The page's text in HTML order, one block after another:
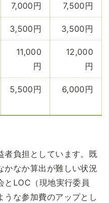
7,000円 7,500円
3,500円 3,500円
11,000
円
12,000
円
5,500円 6,000円
者負担としています。既
かなか算出が難しい状況
とLOC（現地実行委員
うな参加費のアップとし